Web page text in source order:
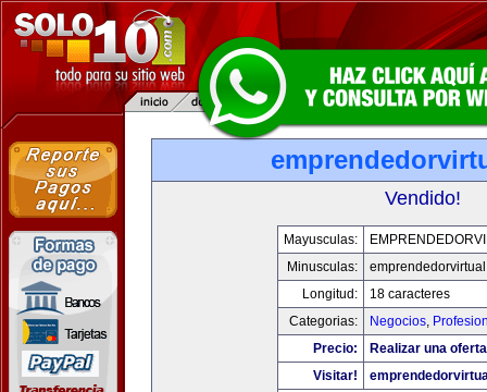
Vendido!
Mayusculas:
Minusculas:
Longitud:
18 caracteres
Categorias:
Negocios,
Precio:
Realizar una
Visitar!